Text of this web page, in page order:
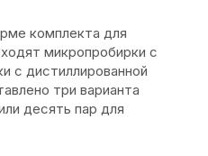
комплекта для
микропробирки с
с дистиллированной
три варианта
десять пар для